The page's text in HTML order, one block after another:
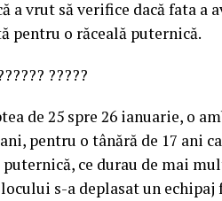
a vrut să verifice dacă fata a
pentru o răceală puternică.
?????
de 25 spre 26 ianuarie, o
pentru o tânără de 17 ani
puternică, ce durau de mai
s-a deplasat un